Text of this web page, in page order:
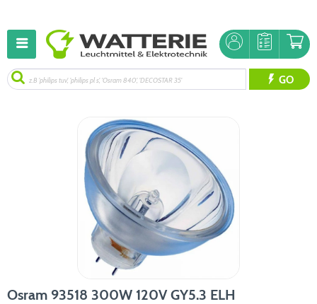
GO
Osram 93518 300W 120V GY5.3 ELH